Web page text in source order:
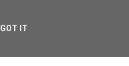
GOT IT